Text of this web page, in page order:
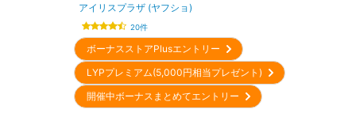
アイリスプラザ (ヤフショ)
20件
ボーナスストアPlusエントリー
LYPプレミアム(5,000円相当プレゼント)
開催中ボーナスまとめてエントリー